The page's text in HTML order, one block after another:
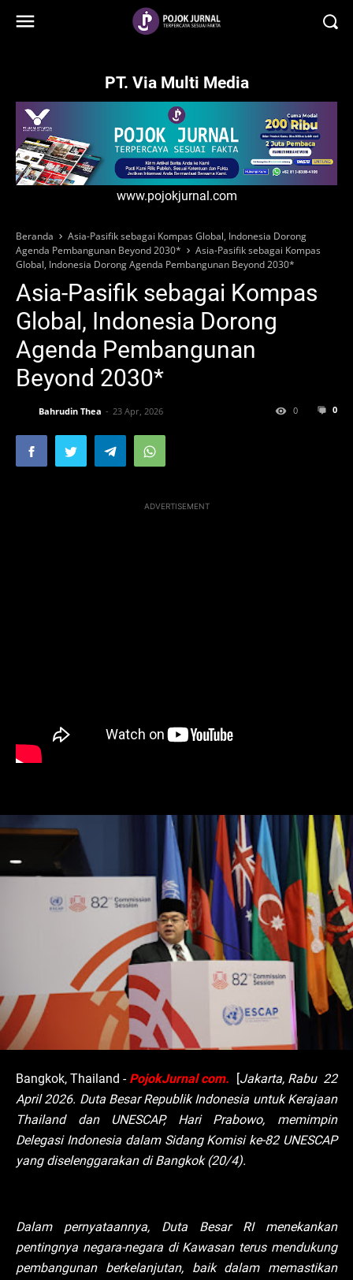
PT. Via Multi Media
www.pojokjurnal.com
Beranda
Asia-Pasifik sebagai Kompas Global, Indonesia Dorong
Agenda Pembangunan Beyond 2030*
Asia-Pasifik sebagai Kompas
Global, Indonesia Dorong Agenda Pembangunan Beyond 2030*
Asia-Pasifik sebagai Kompas
Global, Indonesia Dorong
Agenda Pembangunan
Beyond 2030*
Bahrudin Thea 23 Apr, 2026 0
0
ADVERTISEMENT
Bangkok, Thailand - PojokJurnal com. [Jakarta, Rabu 22
April 2026. Duta Besar Republik Indonesia untuk Kerajaan
Thailand dan UNESCAP, Hari Prabowo, memimpin
Delegasi Indonesia dalam Sidang Komisi ke-82 UNESCAP
yang diselenggarakan di Bangkok (20/4).
Dalam pernyataannya, Duta Besar RI menekankan
pentingnya negara-negara di Kawasan terus mendukung
pembangunan berkelanjutan, baik dalam memastikan